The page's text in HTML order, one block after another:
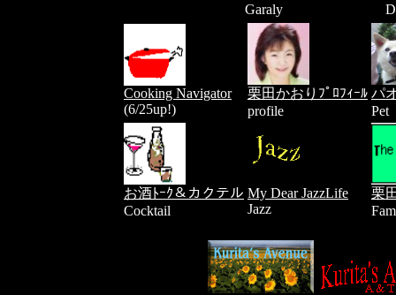
Garaly
Cooking Navigator
(6/25up!)
栗田かおりﾌﾟﾛﾌｨｰﾙ
profile
パ
Pet
お酒ﾄｰｸ＆カクテル
Cocktail
My Dear JazzLife
Jazz
栗